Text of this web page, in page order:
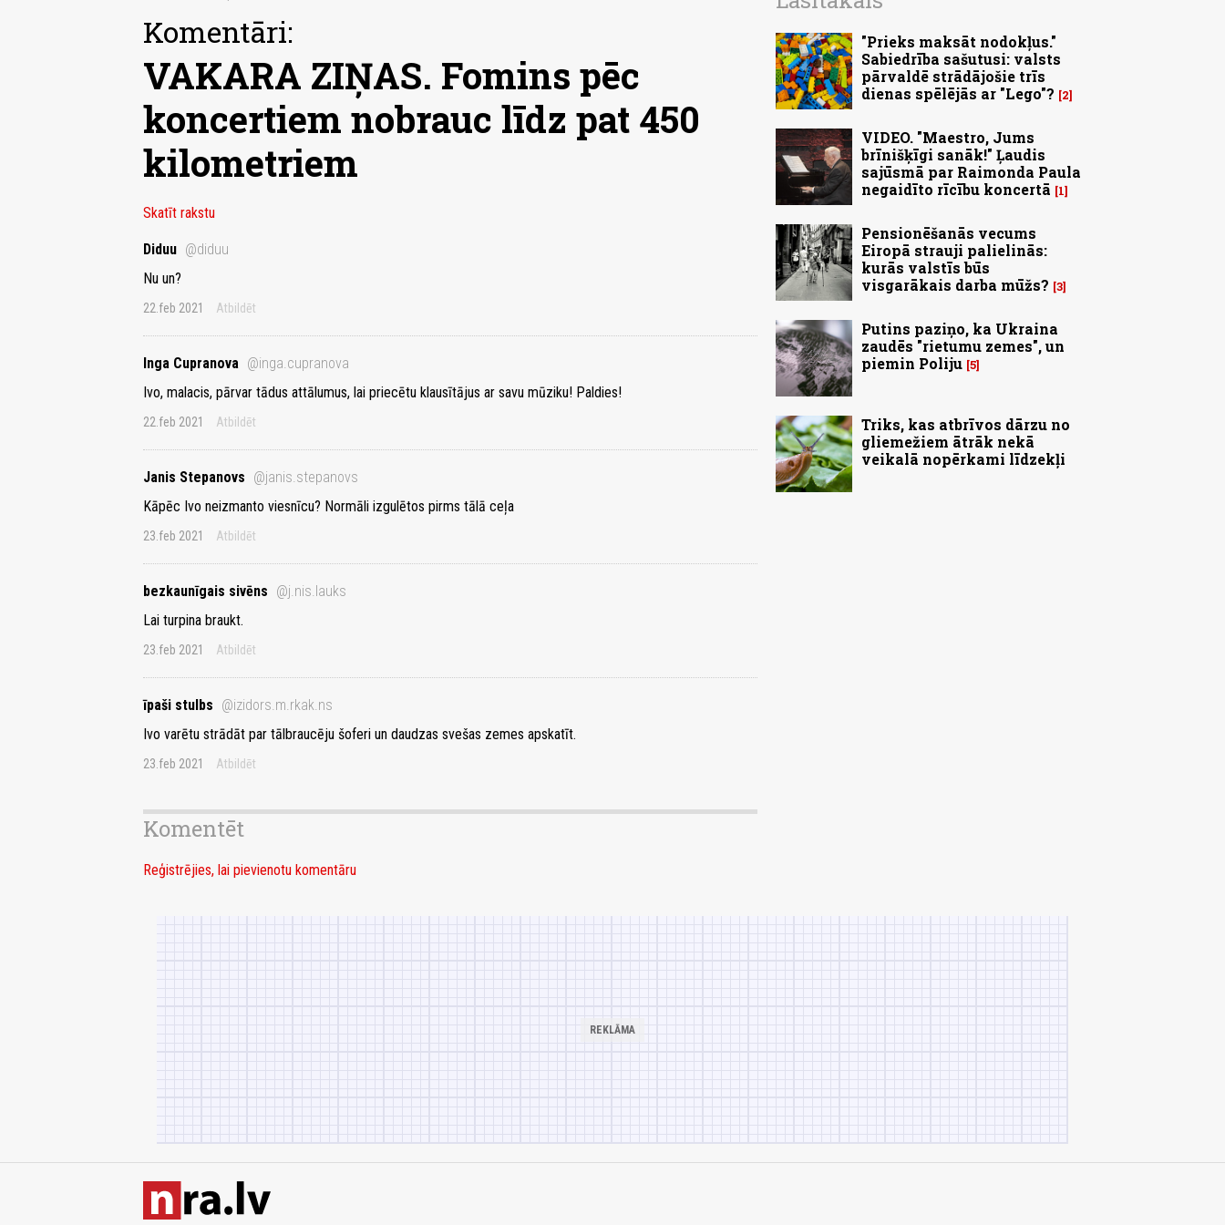
Komentāri:
VAKARA ZIŅAS. Fomins pēc
koncertiem nobrauc līdz pat 450
kilometriem
Skatīt rakstu
Diduu @diduu
Nu un?
22.feb 2021 Atbildēt
Inga Cupranova @inga.cupranova
Ivo, malacis, pārvar tādus attālumus, lai priecētu klausītājus ar savu mūziku! Paldies!
22.feb 2021 Atbildēt
Janis Stepanovs @janis.stepanovs
Kāpēc Ivo neizmanto viesnīcu? Normāli izgulētos pirms tālā ceļa
23.feb 2021 Atbildēt
bezkaunīgais sivēns @j.nis.lauks
Lai turpina braukt.
23.feb 2021 Atbildēt
īpaši stulbs @izidors.m.rkak.ns
Ivo varētu strādāt par tālbraucēju šoferi un daudzas svešas zemes apskatīt.
23.feb 2021 Atbildēt
Komentēt
Reģistrējies, lai pievienotu komentāru
"Prieks maksāt nodokļus."
Sabiedrība sašutusi: valsts
pārvaldē strādājošie trīs
dienas spēlējās ar "Lego"?
2
VIDEO. "Maestro, Jums
brīnišķīgi sanāk!" Ļaudis
sajūsmā par Raimonda Paula
negaidīto rīcību koncertā
1
Pensionēšanās vecums
Eiropā strauji palielinās:
kurās valstīs būs
visgarākais darba mūžs? 3
Putins paziņo, ka Ukraina
zaudēs "rietumu zemes", un
piemin Poliju 5
Triks, kas atbrīvos dārzu no
gliemežiem ātrāk nekā
veikalā nopērkami līdzekļi